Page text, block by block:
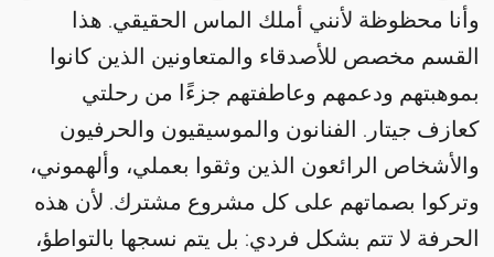
وأنا محظوظة لأنني أملك الماس الحقيقي. هذا
القسم مخصص للأصدقاء والمتعاونين الذين كانوا
بموهبتهم ودعمهم وعاطفتهم جزءًا من رحلتي
كعازف جيتار. الفنانون والموسيقيون والحرفيون
والأشخاص الرائعون الذين وثقوا بعملي، وألهموني،
وتركوا بصماتهم على كل مشروع مشترك. لأن هذه
الحرفة لا تتم بشكل فردي: بل يتم نسجها بالتواطؤ،